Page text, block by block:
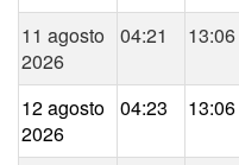
11 agosto
2026
04:21 13:06
12 agosto
2026
04:23 13:06